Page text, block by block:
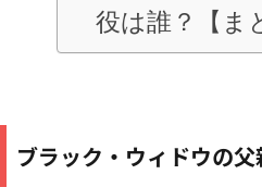
役は誰？【ま
ブラック・ウィドウの父